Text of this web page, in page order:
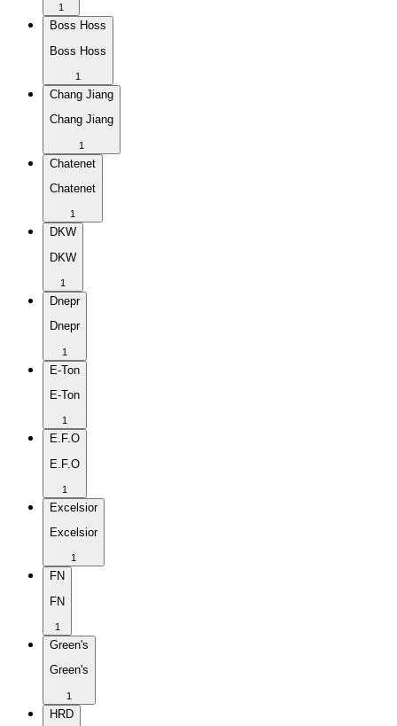
1
Boss Hoss
Boss Hoss
1
Chang Jiang
Chang Jiang
1
Chatenet
Chatenet
1
DKW
DKW
1
Dnepr
Dnepr
1
E-Ton
E-Ton
1
E.F.O
E.F.O
1
Excelsior
Excelsior
1
FN
FN
1
Green's
Green's
1
HRD